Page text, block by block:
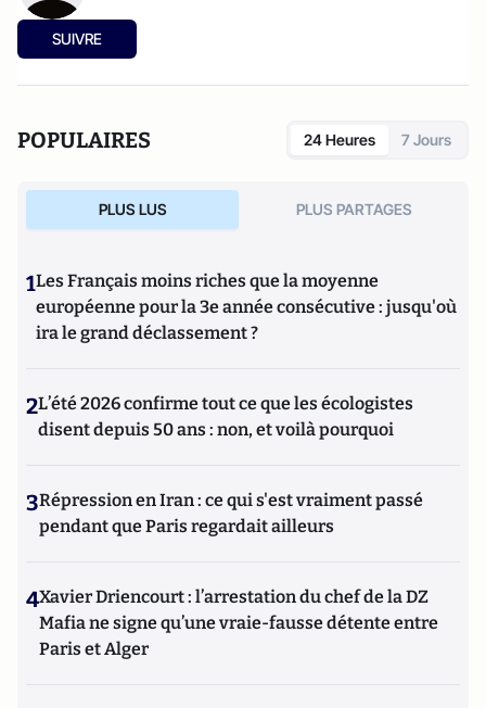
SUIVRE
POPULAIRES 24 Heures 7 Jours
PLUS LUS PLUS PARTAGES
1Les Français moins riches que la moyenne
européenne pour la 3e année consécutive : jusqu'où
ira le grand déclassement ?
2L’été 2026 confirme tout ce que les écologistes
disent depuis 50 ans : non, et voilà pourquoi
3Répression en Iran : ce qui s'est vraiment passé
pendant que Paris regardait ailleurs
4Xavier Driencourt : l’arrestation du chef de la DZ
Mafia ne signe qu’une vraie-fausse détente entre
Paris et Alger